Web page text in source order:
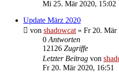
Mi 25. Mär 2020, 15:02
Update März 2020
von shadowcat » Fr 20. Mär
0 Antworten
12126 Zugriffe
Letzter Beitrag von
Fr 20. Mär 2020, 16:51